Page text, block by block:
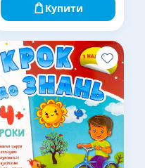
Купити